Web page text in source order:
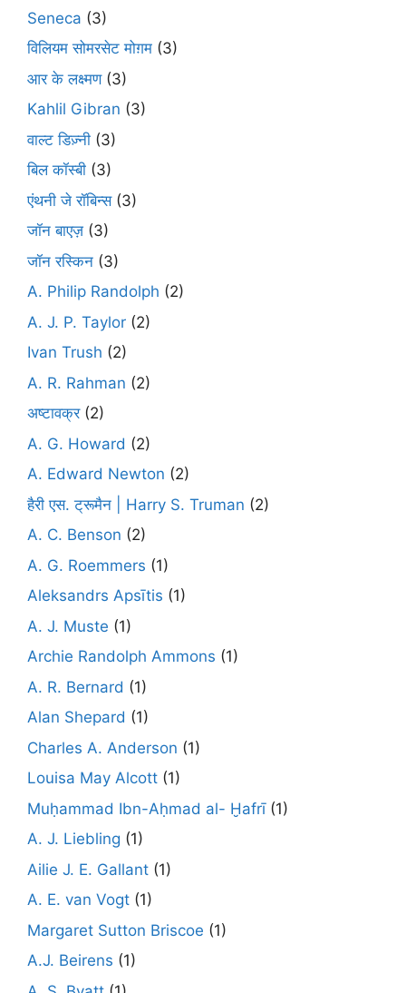
Seneca (3)
विलियम सोमरसेट मोग़म (3)
आर के लक्ष्मण(3)
Kahlil Gibran (3)
वाल्ट डिज़्नी (3)
बिल कॉस्बी (3)
एंथनी जे रॉबिन्स(3)
जॉन बाएज़ (3)
जॉन रस्किन (3)
A. Philip Randolph (2)
A. J. P. Taylor (2)
Ivan Trush (2)
A. R. Rahman (2)
अष्टावक्र(2)
A. G. Howard (2)
A. Edward Newton (2)
हैरी एस. ट्रूमैन | Harry S. Truman (2)
A. C. Benson (2)
A. G. Roemmers (1)
Aleksandrs Apsītis (1)
A. J. Muste (1)
Archie Randolph Ammons (1)
A. R. Bernard (1)
Alan Shepard (1)
Charles A. Anderson (1)
Louisa May Alcott (1)
Muḥammad Ibn-Aḥmad al- Ḫafrī(1)
A. J. Liebling (1)
Ailie J. E. Gallant (1)
A. E. van Vogt (1)
Margaret Sutton Briscoe (1)
A.J. Beirens (1)